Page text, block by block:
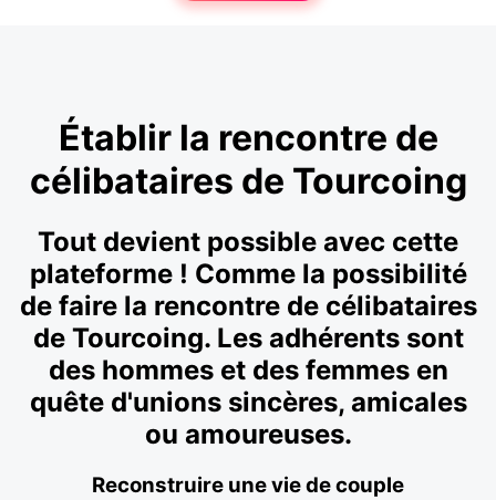
Établir la rencontre de
célibataires de Tourcoing
Tout devient possible avec cette
plateforme ! Comme la possibilité
de faire la rencontre de célibataires
de Tourcoing. Les adhérents sont
des hommes et des femmes en
quête d'unions sincères, amicales
ou amoureuses.
Reconstruire une vie de couple